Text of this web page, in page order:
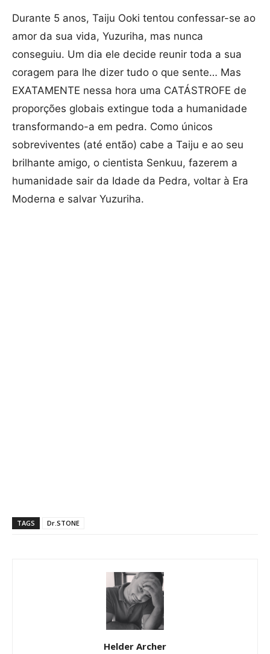
Durante 5 anos, Taiju Ooki tentou confessar-se ao
amor da sua vida, Yuzuriha, mas nunca
conseguiu. Um dia ele decide reunir toda a sua
coragem para lhe dizer tudo o que sente… Mas
EXATAMENTE nessa hora uma CATÁSTROFE de
proporções globais extingue toda a humanidade
transformando-a em pedra. Como únicos
sobreviventes (até então) cabe a Taiju e ao seu
brilhante amigo, o cientista Senkuu, fazerem a
humanidade sair da Idade da Pedra, voltar à Era
Moderna e salvar Yuzuriha.
TAGS Dr.STONE
Helder Archer